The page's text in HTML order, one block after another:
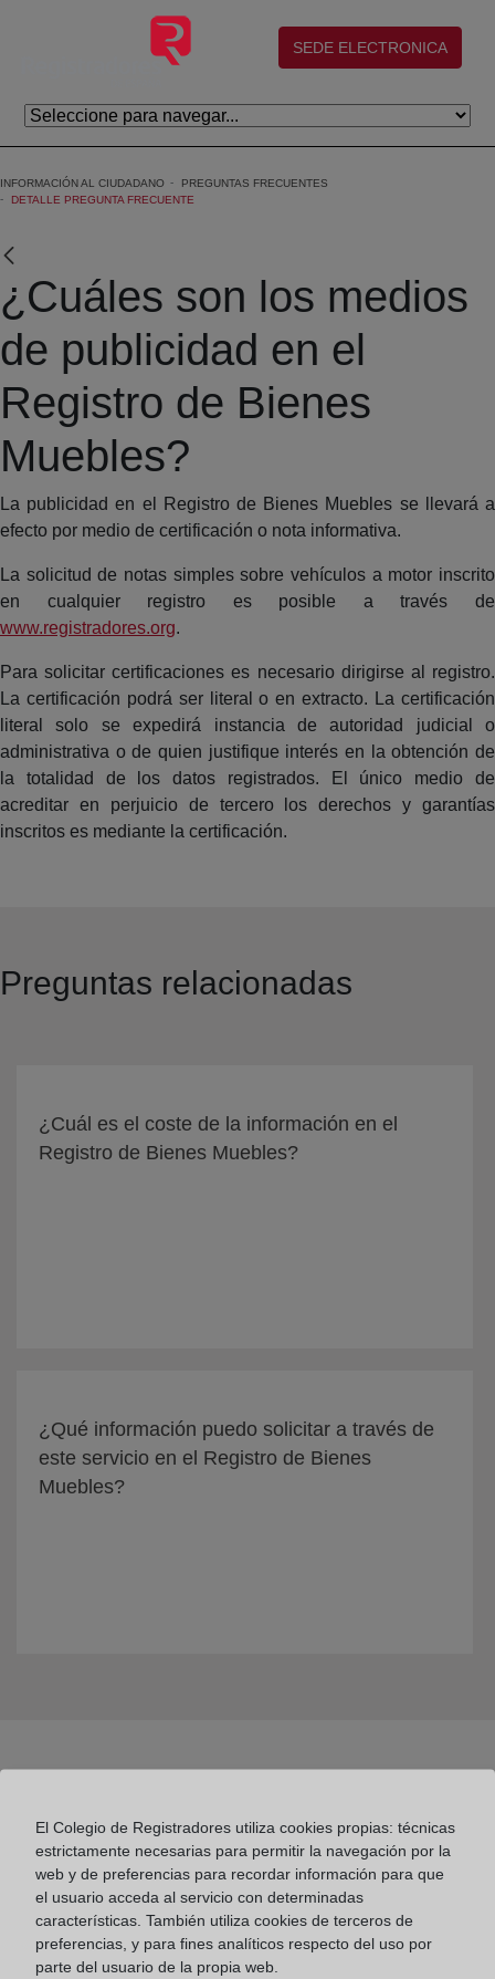
Saltar al contenido principal
(abre en nueva ventana)
SEDE ELECTRONICA
INFORMACIÓN AL CIUDADANO
PREGUNTAS FRECUENTES
DETALLE PREGUNTA FRECUENTE
¿Cuáles son los medios
de publicidad en el
Registro de Bienes
Muebles?
La publicidad en el Registro de Bienes Muebles se llevará a
efecto por medio de certificación o nota informativa.
La solicitud de notas simples sobre vehículos a motor inscrito
en cualquier registro es posible a través de
www.registradores.org.
Para solicitar certificaciones es necesario dirigirse al registro.
La certificación podrá ser literal o en extracto. La certificación
literal solo se expedirá instancia de autoridad judicial o
administrativa o de quien justifique interés en la obtención de
la totalidad de los datos registrados. El único medio de
acreditar en perjuicio de tercero los derechos y garantías
inscritos es mediante la certificación.
Preguntas relacionadas
¿Cuál es el coste de la información en el
Registro de Bienes Muebles?
¿Qué información puedo solicitar a través de
este servicio en el Registro de Bienes
Muebles?
Colegio de Registradores
Príncipe de Vergara 70. 28006 Madrid
Teléfono:91 270 17 96
El Colegio de Registradores utiliza cookies propias: técnicas
estrictamente necesarias para permitir la navegación por la
web y de preferencias para recordar información para que
el usuario acceda al servicio con determinadas
características. También utiliza cookies de terceros de
preferencias, y para fines analíticos respecto del uso por
parte del usuario de la propia web.